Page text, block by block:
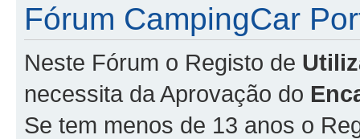
Fórum CampingCar
Neste Fórum o Registo de
necessita da Aprovação do
Se tem menos de 13 anos o